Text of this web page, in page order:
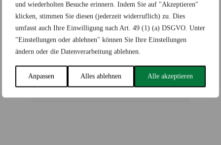
und wiederholten Besuche erinnern. Indem Sie auf "Akzeptieren"
klicken, stimmen Sie diesen (jederzeit widerruflich) zu. Dies
umfasst auch Ihre Einwilligung nach Art. 49 (1) (a) DSGVO. Unter
"Einstellungen oder ablehnen" können Sie Ihre Einstellungen
ändern oder die Datenverarbeitung ablehnen.
Anpassen Alles ablehnen Alle akzeptieren
Marke
GTIN